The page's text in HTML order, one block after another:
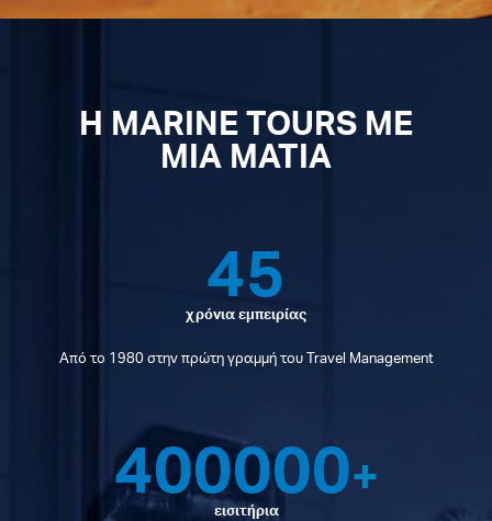
Η MARINE TOURS ΜΕ
ΜΙΑ ΜΑΤΙΑ
45
χρόνια εμπειρίας
Από το 1980 στην πρώτη γραμμή του Travel Management
400000+
εισιτήρια